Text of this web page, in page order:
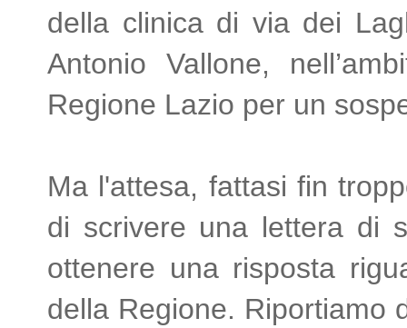
della clinica di via dei
Antonio Vallone,
Regione Lazio per un
Ma l'attesa, fattasi fin
di scrivere una lettera di
ottenere una risposta
della Regione. Riportiamo